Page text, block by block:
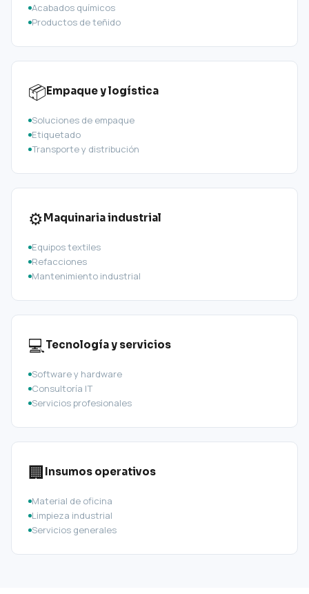
Acabados químicos
Productos de teñido
📦Empaque y logística
Soluciones de empaque
Etiquetado
Transporte y distribución
⚙️Maquinaria industrial
Equipos textiles
Refacciones
Mantenimiento industrial
💻Tecnología y servicios
Software y hardware
Consultoría IT
Servicios profesionales
🏢 Insumos operativos
Material de oficina
Limpieza industrial
Servicios generales